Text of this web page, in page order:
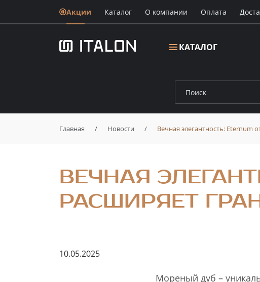
Акции Каталог О компании Oплата
КАТАЛОГ
Главная / Новости / Вечная элегантность: Eternum
ВЕЧНАЯ
РАСШИРЯЕТ
10.05.2025
Мореный дуб –